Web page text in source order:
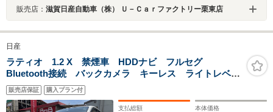
販売店： 滋賀日産自動車（株） Ｕ－Ｃａｒファクトリー栗東店
日産
ラティオ 1.2 X 禁煙車 HDDナビ フルセグ
Bluetooth接続 バックカメラ キーレス ライトレベラ
イザー 横滑り防止装置 ドラレコ ETC
販売店保証 購入プラン付
支払総額 本体価格